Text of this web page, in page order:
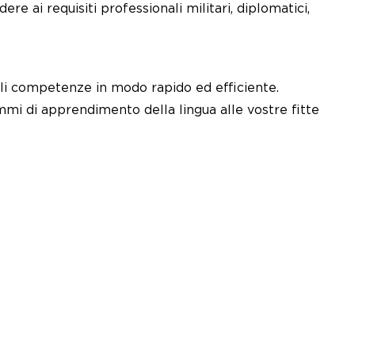
ai requisiti professionali militari, diplomatici,
competenze in modo rapido ed efficiente.
di apprendimento della lingua alle vostre fitte